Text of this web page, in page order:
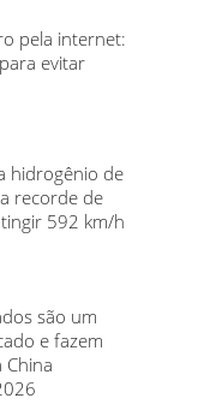
pela internet:
evitar
hidrogênio de
recorde de
592 km/h
são um
e fazem
China